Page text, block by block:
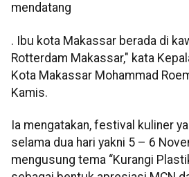
mendatang
. Ibu kota Makassar berada di
Rotterdam Makassar," kata
Kota Makassar Mohammad
Kamis.
Ia mengatakan, festival kuliner
selama dua hari yakni 5 – 6
mengusung tema “Kurangi